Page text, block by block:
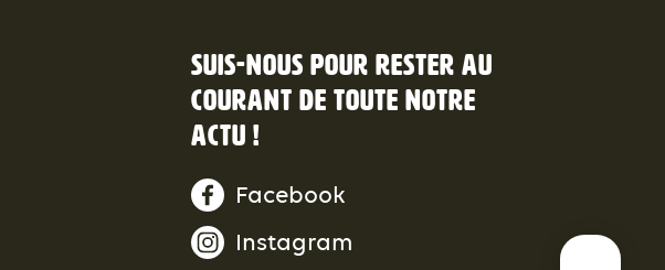
Suis-nous pour rester au
courant de toute notre
actu !
Facebook
Instagram